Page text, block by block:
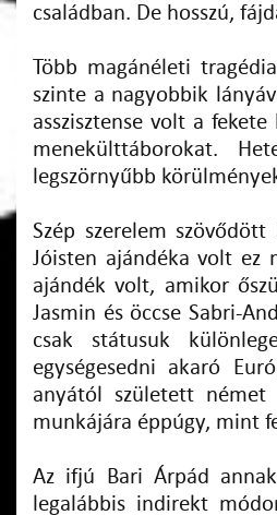
családban. De hosszú,
Több magánéleti
szinte a nagyobbik
asszisztense volt a
menekülttáborokat.
legszörnyűbb
Szép szerelem
Jóisten ajándéka volt ez
ajándék volt, amikor
Jasmin és öccse Sabri-
csak státusuk
egységesedni akaró
anyától született német
munkájára éppúgy, mint
Az ifjú Bari Árpád
legalábbis indirekt